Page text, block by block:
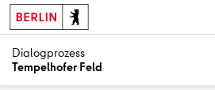
Dialogprozess
Tempelhofer Feld